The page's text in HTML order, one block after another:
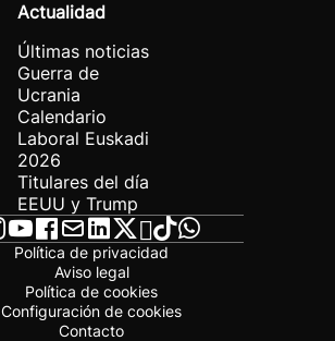
Actualidad
Últimas noticias
Guerra de
Ucrania
Calendario
Laboral Euskadi
2026
Titulares del día
EEUU y Trump
Política de privacidad
Aviso legal
Política de cookies
Configuración de cookies
Contacto